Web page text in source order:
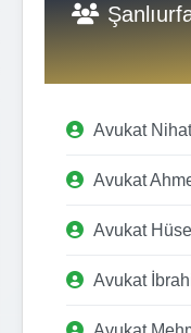
Avukat
Avukat
Avukat
Avukat